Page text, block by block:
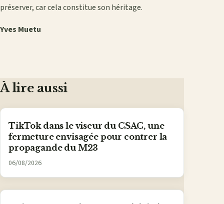
préserver, car cela constitue son héritage.
Yves Muetu
À lire aussi
TikTok dans le viseur du CSAC, une
fermeture envisagée pour contrer la
propagande du M23
06/08/2026